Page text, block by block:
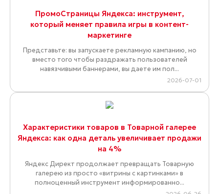
ПромоСтраницы Яндекса: инструмент,
который меняет правила игры в контент-
маркетинге
Представьте: вы запускаете рекламную кампанию, но
вместо того чтобы раздражать пользователей
навязчивыми баннерами, вы даете им пол...
2026-07-01
Характеристики товаров в Товарной галерее
Яндекса: как одна деталь увеличивает продажи
на 4%
Яндекс Директ продолжает превращать Товарную
галерею из просто «витрины с картинками» в
полноценный инструмент информированно...